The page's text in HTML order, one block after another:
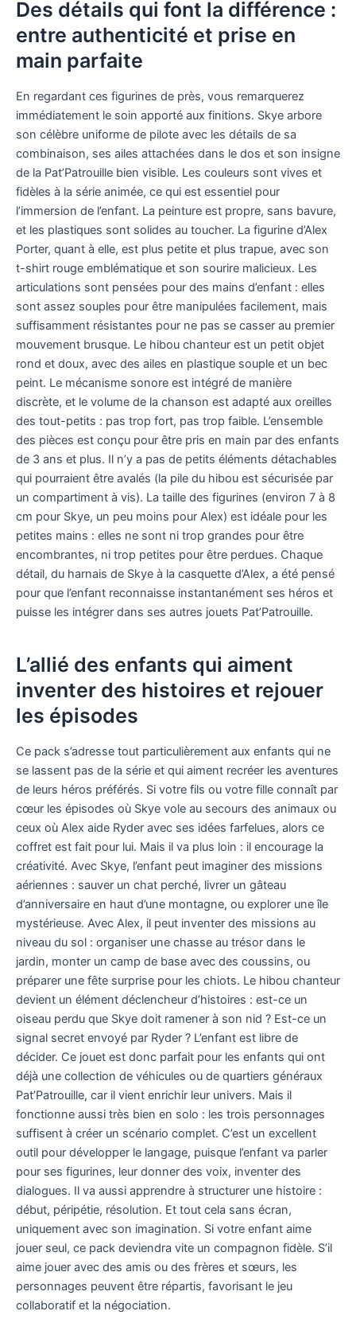
Des détails qui font la différence :
entre authenticité et prise en
main parfaite
En regardant ces figurines de près, vous remarquerez
immédiatement le soin apporté aux finitions. Skye arbore
son célèbre uniforme de pilote avec les détails de sa
combinaison, ses ailes attachées dans le dos et son insigne
de la Pat’Patrouille bien visible. Les couleurs sont vives et
fidèles à la série animée, ce qui est essentiel pour
l’immersion de l’enfant. La peinture est propre, sans bavure,
et les plastiques sont solides au toucher. La figurine d’Alex
Porter, quant à elle, est plus petite et plus trapue, avec son
t-shirt rouge emblématique et son sourire malicieux. Les
articulations sont pensées pour des mains d’enfant : elles
sont assez souples pour être manipulées facilement, mais
suffisamment résistantes pour ne pas se casser au premier
mouvement brusque. Le hibou chanteur est un petit objet
rond et doux, avec des ailes en plastique souple et un bec
peint. Le mécanisme sonore est intégré de manière
discrète, et le volume de la chanson est adapté aux oreilles
des tout-petits : pas trop fort, pas trop faible. L’ensemble
des pièces est conçu pour être pris en main par des enfants
de 3 ans et plus. Il n’y a pas de petits éléments détachables
qui pourraient être avalés (la pile du hibou est sécurisée par
un compartiment à vis). La taille des figurines (environ 7 à 8
cm pour Skye, un peu moins pour Alex) est idéale pour les
petites mains : elles ne sont ni trop grandes pour être
encombrantes, ni trop petites pour être perdues. Chaque
détail, du harnais de Skye à la casquette d’Alex, a été pensé
pour que l’enfant reconnaisse instantanément ses héros et
puisse les intégrer dans ses autres jouets Pat’Patrouille.
L’allié des enfants qui aiment
inventer des histoires et rejouer
les épisodes
Ce pack s’adresse tout particulièrement aux enfants qui ne
se lassent pas de la série et qui aiment recréer les aventures
de leurs héros préférés. Si votre fils ou votre fille connaît par
cœur les épisodes où Skye vole au secours des animaux ou
ceux où Alex aide Ryder avec ses idées farfelues, alors ce
coffret est fait pour lui. Mais il va plus loin : il encourage la
créativité. Avec Skye, l’enfant peut imaginer des missions
aériennes : sauver un chat perché, livrer un gâteau
d’anniversaire en haut d’une montagne, ou explorer une île
mystérieuse. Avec Alex, il peut inventer des missions au
niveau du sol : organiser une chasse au trésor dans le
jardin, monter un camp de base avec des coussins, ou
préparer une fête surprise pour les chiots. Le hibou chanteur
devient un élément déclencheur d’histoires : est-ce un
oiseau perdu que Skye doit ramener à son nid ? Est-ce un
signal secret envoyé par Ryder ? L’enfant est libre de
décider. Ce jouet est donc parfait pour les enfants qui ont
déjà une collection de véhicules ou de quartiers généraux
Pat’Patrouille, car il vient enrichir leur univers. Mais il
fonctionne aussi très bien en solo : les trois personnages
suffisent à créer un scénario complet. C’est un excellent
outil pour développer le langage, puisque l’enfant va parler
pour ses figurines, leur donner des voix, inventer des
dialogues. Il va aussi apprendre à structurer une histoire :
début, péripétie, résolution. Et tout cela sans écran,
uniquement avec son imagination. Si votre enfant aime
jouer seul, ce pack deviendra vite un compagnon fidèle. S’il
aime jouer avec des amis ou des frères et sœurs, les
personnages peuvent être répartis, favorisant le jeu
collaboratif et la négociation.